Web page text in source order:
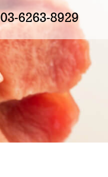
03-6263-8929